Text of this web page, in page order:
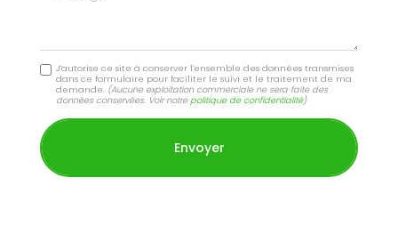
J'autorise ce site à conserver l'ensemble des données transmises
dans ce formulaire pour faciliter le suivi et le traitement de ma
demande. (Aucune exploitation commerciale ne sera faite des
données conservées. Voir notrepolitique de confidentialité)